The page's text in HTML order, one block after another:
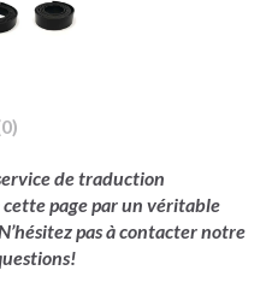
de traduction
page par un véritable
pas à contacter notre